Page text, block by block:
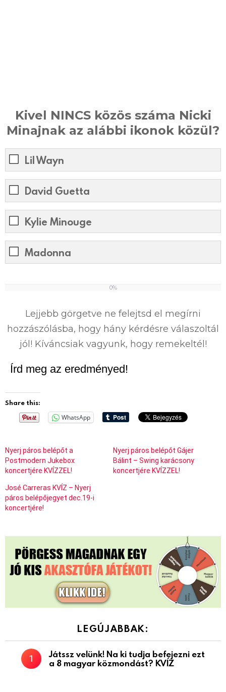
Kivel NINCS közös száma Nicki
Minajnak az alábbi ikonok közül?
Lil Wayn
David Guetta
Kylie Minouge
Madonna
0%
Lejjebb görgetve ne felejtsd el megírni
hozzászólásba, hogy hány kérdésre válaszoltál
jól! Kíváncsiak vagyunk, hogy remekeltél!
Írd meg az eredményed!
Share this:
WhatsApp
Nyerj páros belépőt a
Postmodern Jukebox
koncertjére KVÍZZEL!
Nyerj páros belépőt Gájer
Bálint – Swing karácsony
koncertjére KVÍZZEL!
José Carreras KVÍZ – Nyerj
páros belépőjegyet dec.19-i
koncertjére!
LEGÚJABBAK:
Játssz velünk! Na ki tudja befejezni ezt
a 8 magyar közmondást? KVÍZ